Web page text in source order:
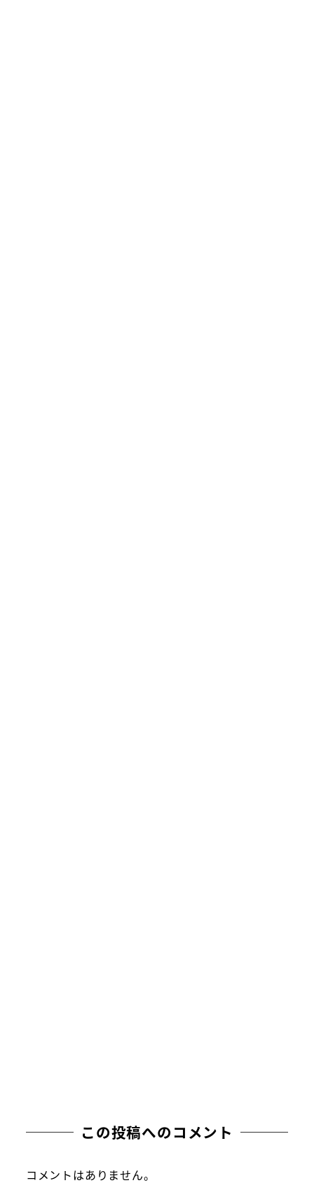
この投稿へのコメント
コメントはありません。